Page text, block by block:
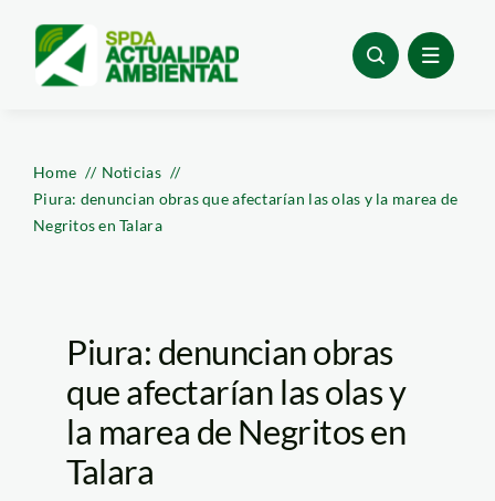
content
Home
Noticias
Piura: denuncian obras que afectarían las olas y la marea de
Negritos en Talara
Piura: denuncian obras
que afectarían las olas y
la marea de Negritos en
Talara